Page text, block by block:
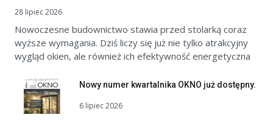
28 lipiec 2026
Nowoczesne budownictwo stawia przed stolarką coraz
wyższe wymagania. Dziś liczy się już nie tylko atrakcyjny
wygląd okien, ale również ich efektywność energetyczna
Nowy numer kwartalnika OKNO już dostępny.
6 lipiec 2026